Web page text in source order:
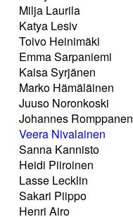
Milja Laurila
Katya Lesiv
Toivo Heinimäki
Emma Sarpaniemi
Kaisa Syrjänen
Marko Hämäläinen
Juuso Noronkoski
Johannes Romppanen
Veera Nivalainen
Sanna Kannisto
Heidi Piiroinen
Lasse Lecklin
Sakari Piippo
Henri Airo